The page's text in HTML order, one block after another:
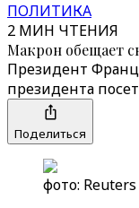
ПОЛИТИКА
2 МИН ЧТЕНИЯ
Макрон обещает
Президент
президента
Поделиться
фото: